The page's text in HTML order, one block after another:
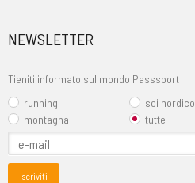
NEWSLETTER
Tieniti informato sul mondo Passsport
running
sci nordico
montagna
tutte
Iscriviti